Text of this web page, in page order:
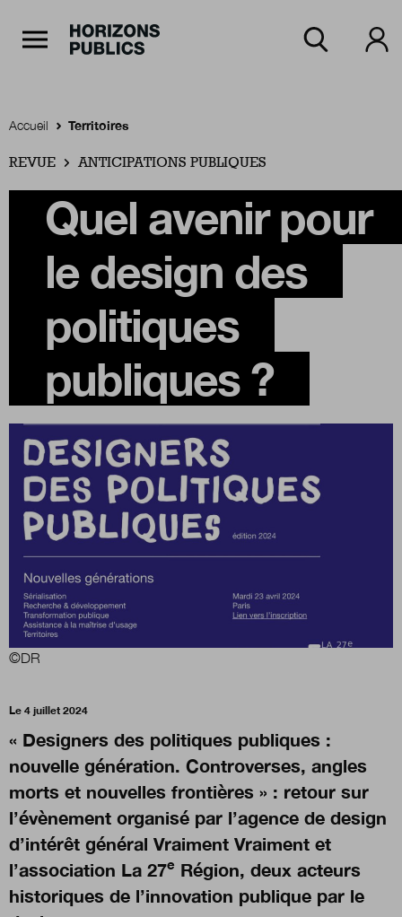
Accueil
Rubriques
Thèmes
Numéros
Boutique
Qui sommes-nous ?
Nous contacter
de la transformation publique.
Nous suivre sur Twittersur LinkedIn
Accueil Territoires
REVUE ANTICIPATIONS PUBLIQUES
Quel avenir pour
le design des
politiques
publiques ?
©DR
Le 4 juillet 2024
« Designers des politiques publiques :
nouvelle génération. Controverses, angles
morts et nouvelles frontières » : retour sur
l’évènement organisé par l’agence de design
d’intérêt général Vraiment Vraiment et
l’association La 27e Région, deux acteurs
historiques de l’innovation publique par le